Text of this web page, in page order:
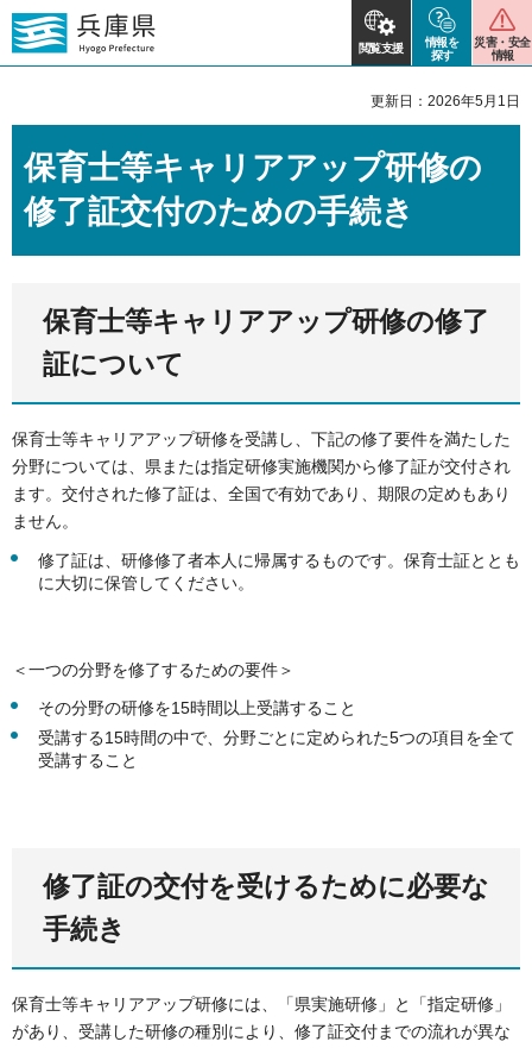
閲覧支援
情報を
探す
災害・安全
情報
更新日：2026年5月1日
保育士等キャリアアップ研修の
修了証交付のための手続き
保育士等キャリアアップ研修の修了
証について
保育士等キャリアアップ研修を受講し、下記の修了要件を満たした
分野については、県または指定研修実施機関から修了証が交付され
ます。交付された修了証は、全国で有効であり、期限の定めもあり
ません。
修了証は、研修修了者本人に帰属するものです。保育士証ととも
に大切に保管してください。
＜一つの分野を修了するための要件＞
その分野の研修を15時間以上受講すること
受講する15時間の中で、分野ごとに定められた5つの項目を全て
受講すること
修了証の交付を受けるために必要な
手続き
保育士等キャリアアップ研修には、「県実施研修」と「指定研修」
があり、受講した研修の種別により、修了証交付までの流れが異な